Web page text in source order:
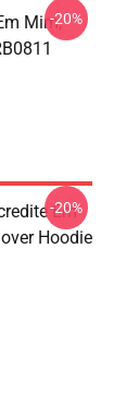
Mim,-20%
Em
Hoodie
-20%